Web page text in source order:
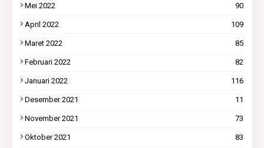
Mei 2022 90
April 2022 109
Maret 2022 85
Februari 2022 82
Januari 2022 116
Desember 2021 11
November 2021 73
Oktober 2021 83